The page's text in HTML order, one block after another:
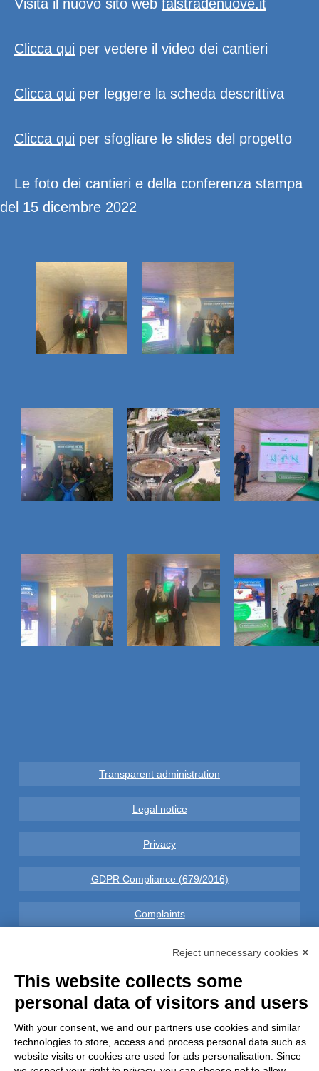
Visita il nuovo sito web falstradenuove.it
Clicca qui per vedere il video dei cantieri
Clicca qui per leggere la scheda descrittiva
Clicca qui per sfogliare le slides del progetto
Le foto dei cantieri e della conferenza stampa
del 15 dicembre 2022
Transparent administration
Legal notice
Privacy
GDPR Compliance (679/2016)
Complaints
Refunds and Indemnities
Contacts
Azienda certificata UNI EN ISO 9001:2015
Reject unnecessary cookies ✕
This website collects some
personal data of visitors and users
With your consent, we and our partners use cookies and similar
technologies to store, access and process personal data such as
website visits or cookies are used for ads personalisation. Since